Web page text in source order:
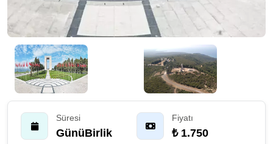
Süresi
GünüBirlik
Fiyatı
₺ 1.750